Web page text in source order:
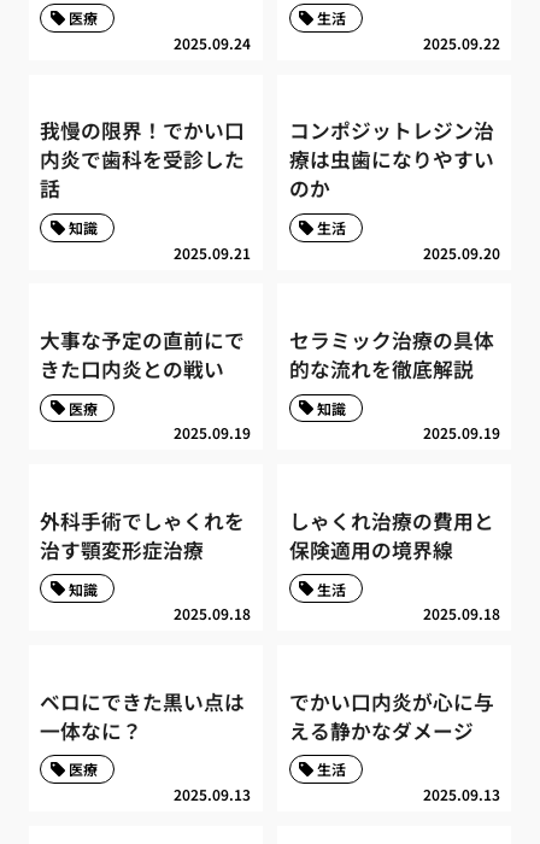
2025.09.24
医療
2025.09.22
生活
我慢の限界！でかい口
内炎で歯科を受診した
話
2025.09.21
知識
コンポジットレジン治
療は虫歯になりやすい
のか
2025.09.20
生活
大事な予定の直前にで
きた口内炎との戦い
2025.09.19
医療
セラミック治療の具体
的な流れを徹底解説
2025.09.19
知識
外科手術でしゃくれを
治す顎変形症治療
2025.09.18
知識
しゃくれ治療の費用と
保険適用の境界線
2025.09.18
生活
ベロにできた黒い点は
一体なに？
2025.09.13
医療
でかい口内炎が心に与
える静かなダメージ
2025.09.13
生活